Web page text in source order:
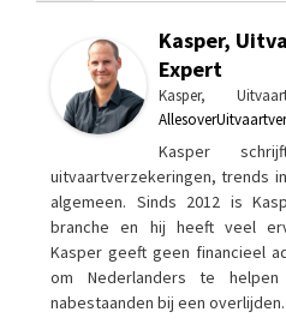
Kasper,
Expert
Kasper,
Kasper
uitvaartverzekeringen, trends
algemeen. Sinds 2012 is
branche en hij heeft veel
Kasper geeft geen financieel
om Nederlanders te
nabestaanden bij een overlijden.